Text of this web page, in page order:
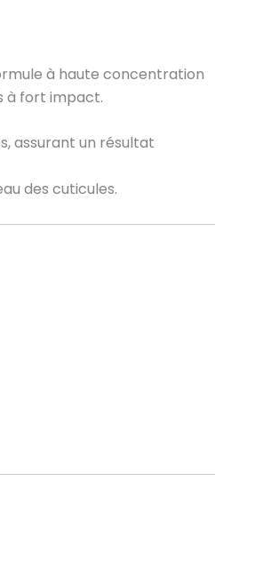
à haute concentration
à fort impact.
assurant un résultat
des cuticules.